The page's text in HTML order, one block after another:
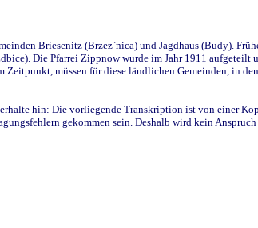
Briesenitz (Brzez`nica) und Jagdhaus (Budy).
Die Pfarrei Zippnow wurde im Jahr 1911
müssen für diese ländlichen Gemeinden, in
hin: Die vorliegende Transkription ist von einer
gekommen sein. Deshalb wird kein Anspruch